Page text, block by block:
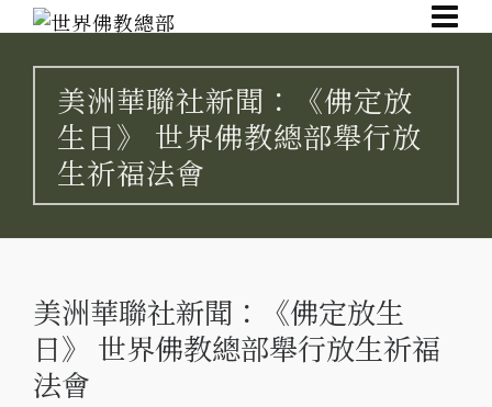
美洲華聯社新聞：《佛定放
生日》 世界佛教總部舉行放
生祈福法會
美洲華聯社新聞：《佛定放生
日》 世界佛教總部舉行放生祈福
法會